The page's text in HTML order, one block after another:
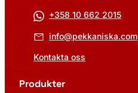
+358 10 662 2015
info@pekkaniska.com
Kontakta oss
Produkter